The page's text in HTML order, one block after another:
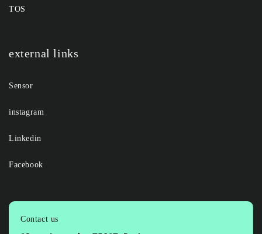
TOS
external links
Sensor
instagram
Linkedin
Facebook
Contact us